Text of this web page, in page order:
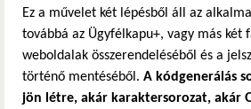
Ez a művelet két lépésből áll az
továbbá az Ügyfélkapu+, vagy más két
weboldalak összerendeléséből és a
történő mentéséből. A kódgenerálás
jön létre, akár karaktersorozat, akár